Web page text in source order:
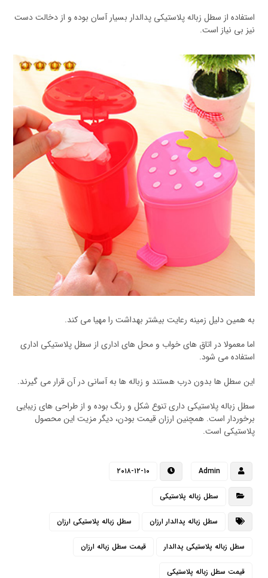
استفاده از سطل زباله پلاستیکی پدالدار بسیار آسان بوده و از دخالت دست
نیز بی نیاز است.
به همین دلیل زمینه رعایت بیشتر بهداشت را مهیا می کند.
اما معمولا در اتاق های خواب و محل های اداری از سطل پلاستیکی اداری
استفاده می شود.
این سطل ها بدون درب هستند و زباله ها به آسانی در آن قرار می گیرند.
سطل زباله پلاستیکی داری تنوع شکل و رنگ بوده و از طراحی های زیبایی
برخوردار است. همچنین ارزان قیمت بودن، دیگر مزیت این محصول
پلاستیکی است.
Admin ۲۰۱۸-۱۲-۱۰
سطل زباله پلاستیکی
سطل زباله پدالدار ارزان سطل زباله پلاستیکی ارزان
سطل زباله پلاستیکی پدالدار قیمت سطل زباله ارزان
قیمت سطل زباله پلاستیکی